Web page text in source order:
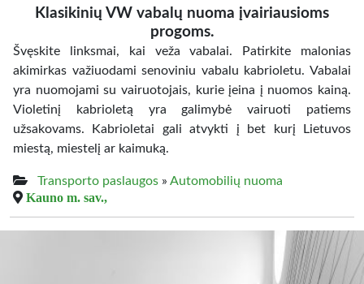
Klasikinių VW vabalų nuoma įvairiausioms
progoms.
Švęskite linksmai, kai veža vabalai. Patirkite malonias
akimirkas važiuodami senoviniu vabalu kabrioletu. Vabalai
yra nuomojami su vairuotojais, kurie įeina į nuomos kainą.
Violetinį kabrioletą yra galimybė vairuoti patiems
užsakovams. Kabrioletai gali atvykti į bet kurį Lietuvos
miestą, miestelį ar kaimuką.
Transporto paslaugos » Automobilių nuoma
Kauno m. sav.,